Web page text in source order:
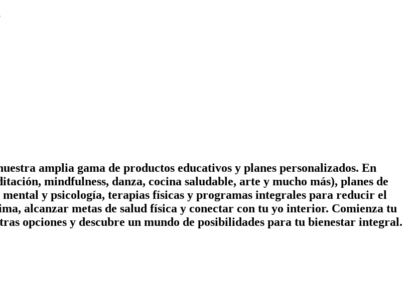
amplia gama de productos educativos y planes personalizados. En
mindfulness, danza, cocina saludable, arte y mucho más), planes de
mental y psicología, terapias físicas y programas integrales para reducir el
alcanzar metas de salud física y conectar con tu yo interior. Comienza tu
opciones y descubre un mundo de posibilidades para tu bienestar integral.